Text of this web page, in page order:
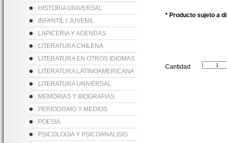
HISTORIA UNIVERSAL
INFANTIL / JUVENIL
LAPICERIA Y AGENDAS
LITERATURA CHILENA
LITERATURA EN OTROS IDIOMAS
LITERATURA LATINOAMERICANA
LITERATURA UNIVERSAL
MEMORIAS Y BIOGRAFIAS
PERIODISMO Y MEDIOS
POESIA
PSICOLOGIA Y PSICOANALISIS
* Producto sujeto a
Cantidad